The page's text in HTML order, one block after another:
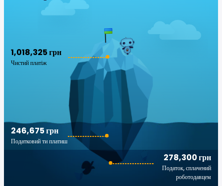
1,018,325 грн
Чистий платіж
278,300 грн
Податок, сплачений
роботодавцем
246,675 грн
Податковий ти платиш